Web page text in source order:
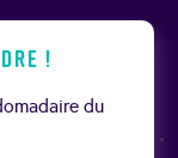
!
du